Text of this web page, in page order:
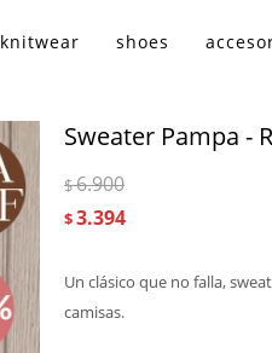
knitwear shoes
Sweater Pampa -
$3.394
$6.900
Un clásico que no falla,
camisas.